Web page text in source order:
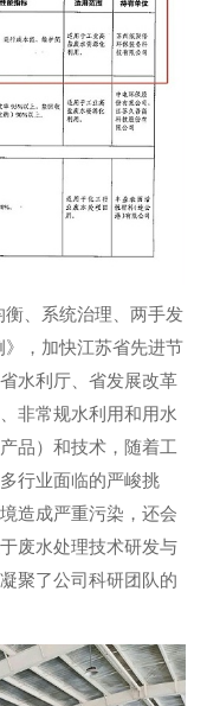
衡、系统治理、两手发
》，加快江苏省先进节
水利厅、省发展改革
非常规水利用和用水
品）和技术，随着工
行业面临的严峻挑
造成严重污染，还会
废水处理技术研发与
聚了公司科研团队的